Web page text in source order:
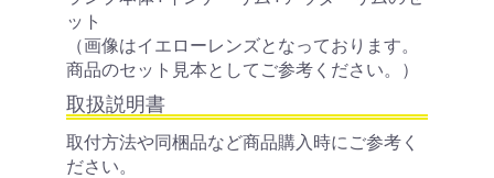
ット
（画像はイエローレンズとなっております。
商品のセット見本としてご参考ください。）
取扱説明書
取付方法や同梱品など商品購入時にご参考く
ださい。